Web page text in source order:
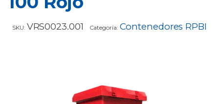
SKU: VRS0023.001 Categoría: Contenedores RPBI